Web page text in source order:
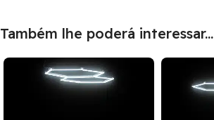
Também lhe poderá interessar...